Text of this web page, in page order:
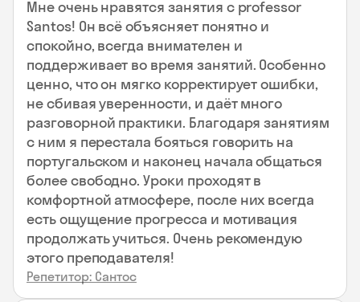
Мне очень нравятся занятия с professor
Santos! Он всё объясняет понятно и
спокойно, всегда внимателен и
поддерживает во время занятий. Особенно
ценно, что он мягко корректирует ошибки,
не сбивая уверенности, и даёт много
разговорной практики. Благодаря занятиям
с ним я перестала бояться говорить на
португальском и наконец начала общаться
более свободно. Уроки проходят в
комфортной атмосфере, после них всегда
есть ощущение прогресса и мотивация
продолжать учиться. Очень рекомендую
этого преподавателя!
Репетитор: Сантос